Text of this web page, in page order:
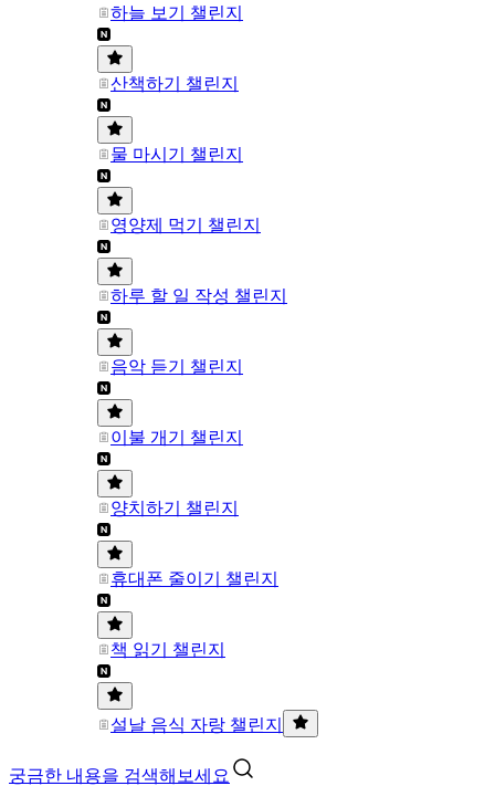
하늘 보기 챌린지
산책하기 챌린지
물 마시기 챌린지
영양제 먹기 챌린지
하루 할 일 작성 챌린지
음악 듣기 챌린지
이불 개기 챌린지
양치하기 챌린지
휴대폰 줄이기 챌린지
책 읽기 챌린지
설날 음식 자랑 챌린지
궁금한 내용을 검색해보세요